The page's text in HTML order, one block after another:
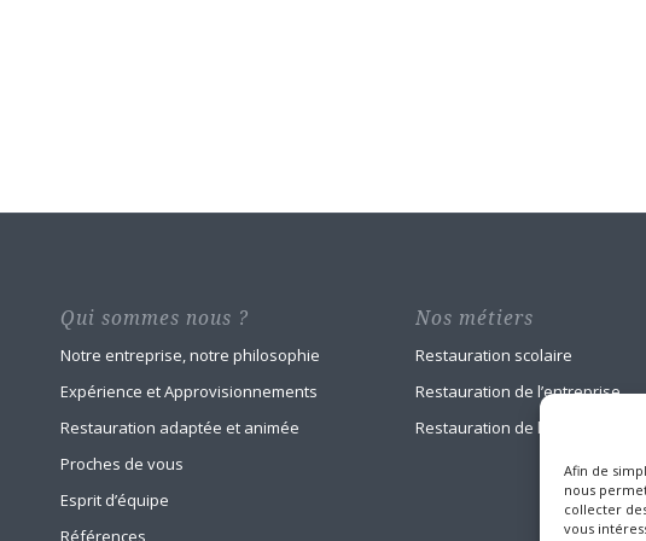
Afin de
nous
collecter
vous
Qui sommes nous ?
Notre entreprise, notre philosophie
Expérience et Approvisionnements
Restauration adaptée et animée
Proches de vous
Esprit d’équipe
Références
Nos métiers
Restauration scolaire
Restauration de l’entreprise
Restauration de la santé